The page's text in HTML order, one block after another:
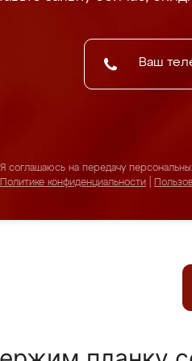
Я соглашаюсь на передачу
Политике конфиденциальности